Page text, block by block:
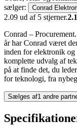
sælger:
Conrad
2.09 ud af 5 stjerner.2.1
Conrad –
år har Conrad været
inden for elektronik og
komplette udvalg af
på at finde det, du
for teknologi, fra
Sælges af1 andre